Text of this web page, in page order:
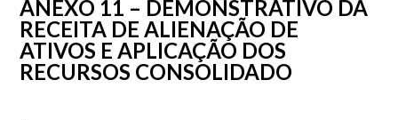
ANEXO 11 – DEMONSTRATIVO DA
RECEITA DE ALIENAÇÃO DE
ATIVOS E APLICAÇÃO DOS
RECURSOS CONSOLIDADO